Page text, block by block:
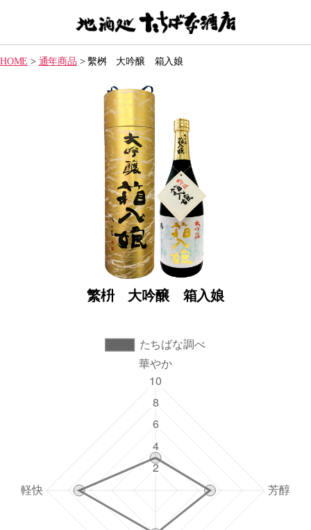
処】
HOME > 通年商品 >繫桝 大吟醸 箱入娘
繁枡 大吟醸 箱入娘